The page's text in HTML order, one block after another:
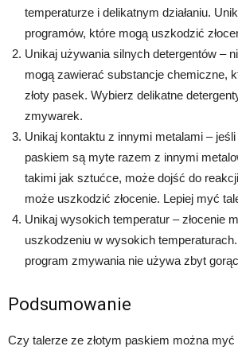
temperaturze i delikatnym działaniu.
programów, które mogą uszkodzić
Unikaj używania silnych detergentów –
mogą zawierać substancje chemiczne,
złoty pasek. Wybierz delikatne
zmywarek.
Unikaj kontaktu z innymi metalami – jeśli
paskiem są myte razem z innymi
takimi jak sztućce, może dojść do
może uszkodzić złocenie. Lepiej myć
Unikaj wysokich temperatur – złocenie
uszkodzeniu w wysokich
program zmywania nie używa zbyt
Podsumowanie
Czy talerze ze złotym paskiem można